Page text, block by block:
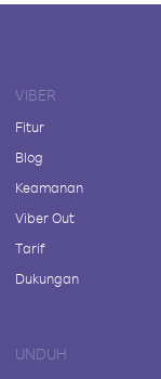
VIBER
Fitur
Blog
Keamanan
Viber Out
Tarif
Dukungan
UNDUH